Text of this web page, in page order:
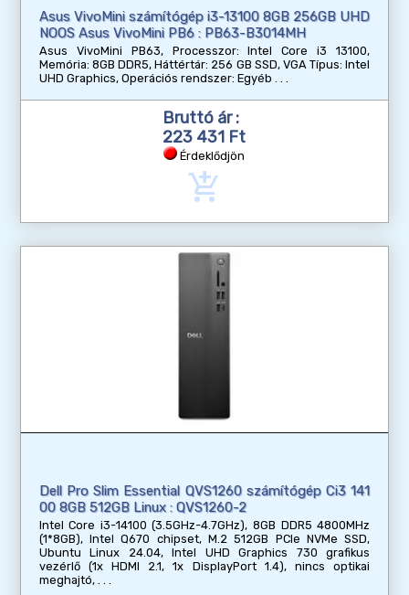
Asus VivoMini számítógép i3-13100 8GB 256GB UHD
NOOS Asus VivoMini PB6 : PB63-B3014MH
Asus VivoMini PB63, Processzor: Intel Core i3 13100,
Memória: 8GB DDR5, Háttértár: 256 GB SSD, VGA Típus: Intel
UHD Graphics, Operációs rendszer: Egyéb
Bruttó ár :
223 431 Ft
Érdeklődjön
add_shopping_cart
Dell Pro Slim Essential QVS1260 számítógép Ci3 141
00 8GB 512GB Linux : QVS1260-2
Intel Core i3-14100 (3.5GHz-4.7GHz), 8GB DDR5 4800MHz
(1*8GB), Intel Q670 chipset, M.2 512GB PCIe NVMe SSD,
Ubuntu Linux 24.04, Intel UHD Graphics 730 grafikus
vezérlő (1x HDMI 2.1, 1x DisplayPort 1.4), nincs optikai
meghajtó,